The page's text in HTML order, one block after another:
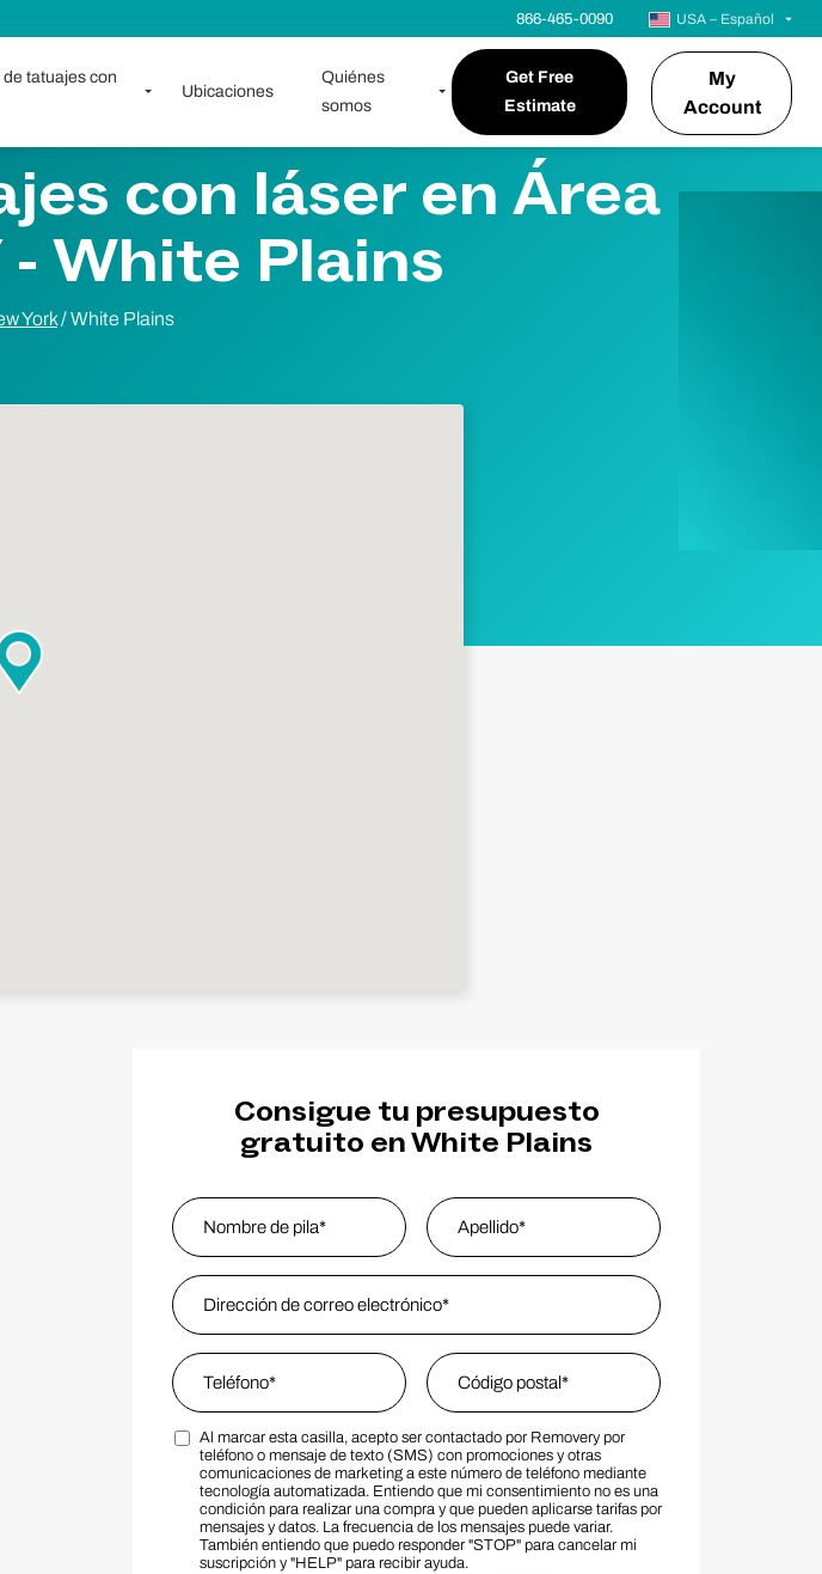
866-465-0090 USA – Español
tatuajes con
Ubicaciones
Quiénes
somos
Get Free
Estimate
My
Account
con láser en Área
White Plains
York/White Plains
Consigue tu presupuesto
gratuito en White Plains
Name
Nombre
Email Address
Phone Zip Code
Zip Code
Marketing SMS Consent Terms
Al marcar esta casilla, acepto ser contactado por Removery por
teléfono o mensaje de texto (SMS) con promociones y otras
comunicaciones de marketing a este número de teléfono mediante
tecnología automatizada. Entiendo que mi consentimiento no es una
condición para realizar una compra y que pueden aplicarse tarifas por
mensajes y datos. La frecuencia de los mensajes puede variar.
También entiendo que puedo responder "STOP" para cancelar mi
suscripción y "HELP" para recibir ayuda.